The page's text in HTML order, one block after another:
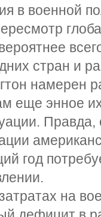
в военной
стран и
намерен
еще энное их
год
на